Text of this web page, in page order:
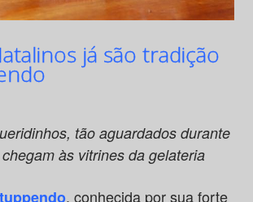
já são tradição
tão aguardados durante
às vitrines da gelateria
, conhecida por sua forte